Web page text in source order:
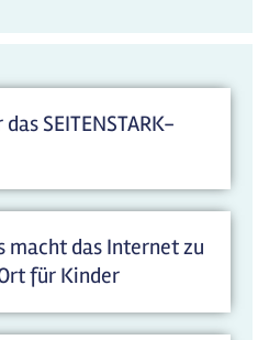
SEITENSTARK-
macht das Internet zu
für Kinder